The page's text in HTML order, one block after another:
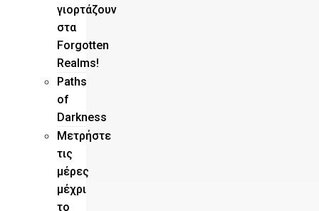
γιορτάζουν
στα
Forgotten
Realms!
Paths
of
Darkness
Μετρήστε
τις
μέρες
μέχρι
το